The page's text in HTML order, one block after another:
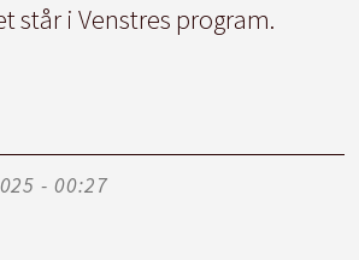
står i Venstres program.
- 00:27